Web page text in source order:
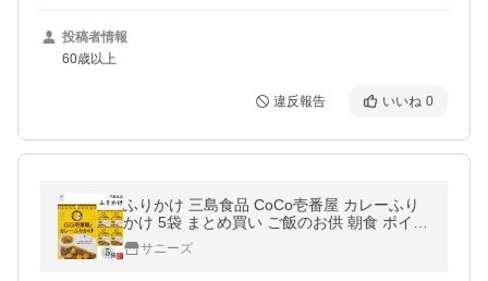
投稿者情報
60歳以上
違反報告 いいね 0
ふりかけ 三島食品 CoCo壱番屋 カレーふり
かけ 5袋 まとめ買い ご飯のお供 朝食 ポイン
ト消化 利用
サニーズ